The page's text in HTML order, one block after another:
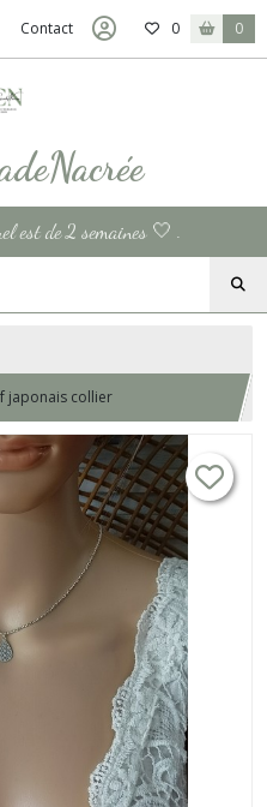
Contact 0 0
est de 2 semaines 🤍 .
japonais collier
bijou cadeau France